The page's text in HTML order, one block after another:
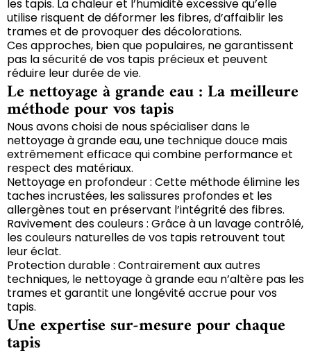
les tapis. La chaleur et l’humidité excessive qu’elle
utilise risquent de déformer les fibres, d’affaiblir les
trames et de provoquer des décolorations.
Ces approches, bien que populaires, ne garantissent
pas la sécurité de vos tapis précieux et peuvent
réduire leur durée de vie.
Le nettoyage à grande eau : La meilleure
méthode pour vos tapis
Nous avons choisi de nous spécialiser dans le
nettoyage à grande eau, une technique douce mais
extrêmement efficace qui combine performance et
respect des matériaux.
Nettoyage en profondeur : Cette méthode élimine les
taches incrustées, les salissures profondes et les
allergènes tout en préservant l’intégrité des fibres.
Ravivement des couleurs : Grâce à un lavage contrôlé,
les couleurs naturelles de vos tapis retrouvent tout
leur éclat.
Protection durable : Contrairement aux autres
techniques, le nettoyage à grande eau n’altère pas les
trames et garantit une longévité accrue pour vos
tapis.
Une expertise sur-mesure pour chaque
tapis